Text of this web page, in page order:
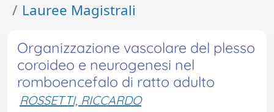
Lauree Magistrali
Organizzazione vascolare del plesso
coroideo e neurogenesi nel
romboencefalo di ratto adulto
ROSSETTI, RICCARDO